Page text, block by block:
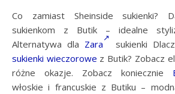
Co zamiast Sheinside sukienki?
sukienkom z Butik – idealne
Alternatywa dla Zara
sukienki
sukienki wieczorowe z Butik? Zobacz
różne okazje. Zobacz koniecznie
włoskie i francuskie z Butiku –